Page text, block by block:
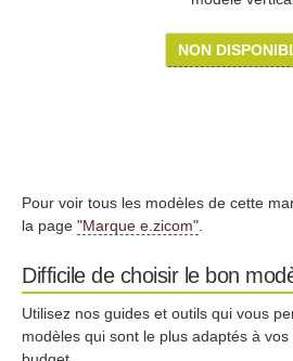
NON
Pour voir tous les modèles de cette
la page "Marque e.zicom"
Difficile de choisir le bon
Utilisez nos guides et outils qui vous
modèles qui sont le plus adaptés à